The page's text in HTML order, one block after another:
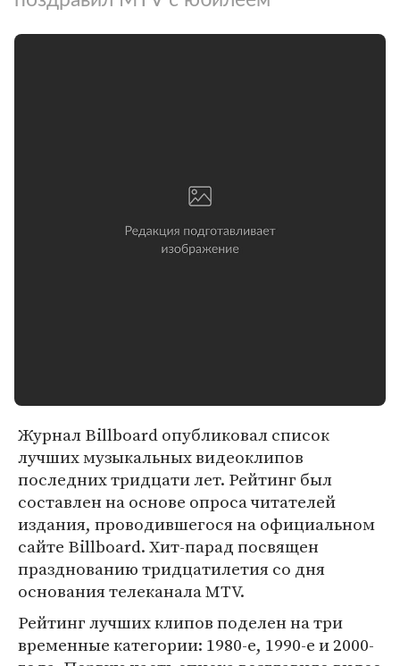
Журнал Billboard опубликовал список
лучших музыкальных видеоклипов
последних тридцати лет. Рейтинг был
составлен на основе опроса читателей
издания, проводившегося на официальном
сайте Billboard. Хит-парад посвящен
празднованию тридцатилетия со дня
основания телеканала MTV.
Рейтинг лучших клипов поделен на три
временные категории: 1980-е, 1990-е и 2000-